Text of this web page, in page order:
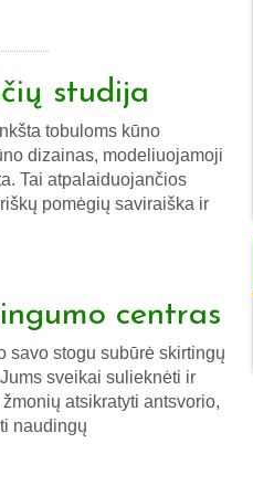
studija
tobuloms kūno
dizainas, modeliuojamoji
Tai atpalaiduojančios
pomėgių saviraiška ir
centras
savo stogu subūrė skirtingų
sveikai sulieknėti ir
atsikratyti antsvorio,
naudingų